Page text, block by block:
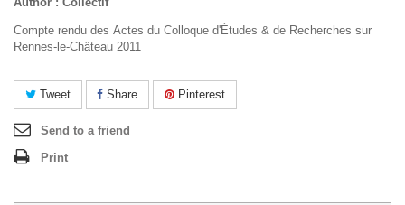
Compte rendu des Actes du Colloque d'Études & de Recherches sur
Rennes-le-Château 2011
Tweet Share Pinterest
Send to a friend
Print